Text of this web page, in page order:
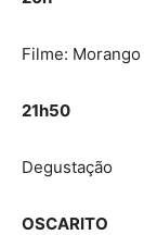
Filme: Morango
21h50
Degustação
OSCARITO